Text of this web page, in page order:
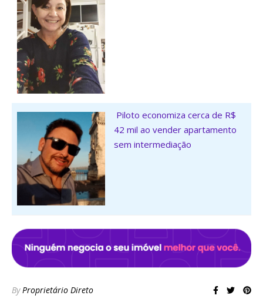
Piloto economiza cerca de R$
42 mil ao vender apartamento
sem intermediação
ByProprietário Direto